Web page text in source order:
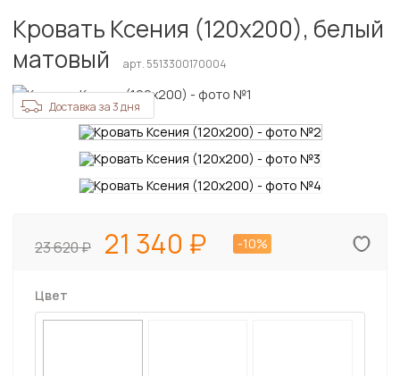
Кровать Ксения (120х200), белый
матовый
арт. 5513300170004
Доставка за 3 дня
23 620 21 340 -10%
Цвет